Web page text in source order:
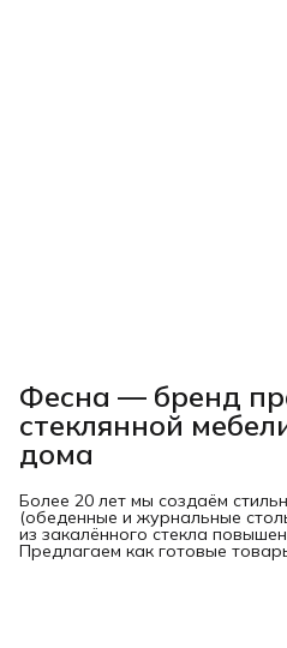
Фесна — бренд
стеклянной
дома
Более 20 лет мы создаём
(обеденные и журнальные
из закалённого стекла
Предлагаем как готовые